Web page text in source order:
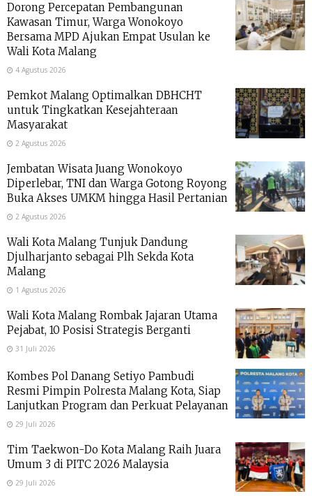
Dorong Percepatan Pembangunan
Kawasan Timur, Warga Wonokoyo
Bersama MPD Ajukan Empat Usulan ke
Wali Kota Malang
4 Agustus 2026
Pemkot Malang Optimalkan DBHCHT
untuk Tingkatkan Kesejahteraan
Masyarakat
2 Agustus 2026
Jembatan Wisata Juang Wonokoyo
Diperlebar, TNI dan Warga Gotong Royong
Buka Akses UMKM hingga Hasil Pertanian
2 Agustus 2026
Wali Kota Malang Tunjuk Dandung
Djulharjanto sebagai Plh Sekda Kota
Malang
1 Agustus 2026
Wali Kota Malang Rombak Jajaran Utama
Pejabat, 10 Posisi Strategis Berganti
31 Juli 2026
Kombes Pol Danang Setiyo Pambudi
Resmi Pimpin Polresta Malang Kota, Siap
Lanjutkan Program dan Perkuat Pelayanan
29 Juli 2026
Tim Taekwon-Do Kota Malang Raih Juara
Umum 3 di PITC 2026 Malaysia
29 Juli 2026